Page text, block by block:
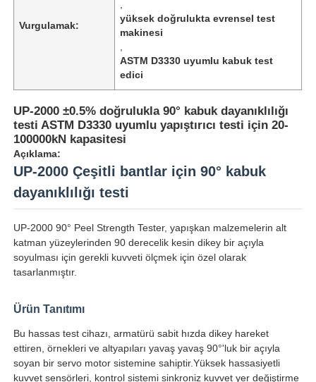
Ana sayfa
Hakkımızda
Vurgulamak:
yüksek doğrulukta evrensel test
makinesi
ASTM D3330 uyumlu kabuk test
edici
UP-2000 ±0.5% doğrulukla 90° kabuk dayanıklılığı
testi ASTM D3330 uyumlu yapıştırıcı testi için 20-
100000kN kapasitesi
Açıklama:
UP-2000 Çeşitli bantlar için 90° kabuk
dayanıklılığı testi
UP-2000 90° Peel Strength Tester, yapışkan malzemelerin alt
katman yüzeylerinden 90 derecelik kesin dikey bir açıyla
soyulması için gerekli kuvveti ölçmek için özel olarak
tasarlanmıştır.
Ürün Tanıtımı
Bu hassas test cihazı, armatürü sabit hızda dikey hareket
ettiren, örnekleri ve altyapıları yavaş yavaş 90°'luk bir açıyla
soyan bir servo motor sistemine sahiptir.Yüksek hassasiyetli
kuvvet sensörleri, kontrol sistemi sinkroniz kuvvet yer değiştirme